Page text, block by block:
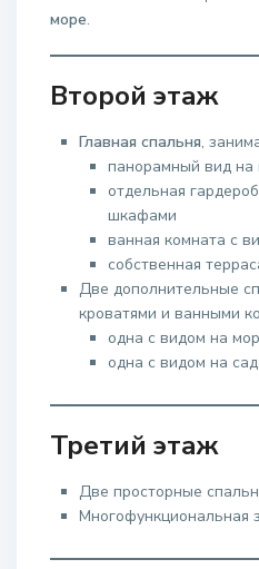
море.
Второй этаж
Главная спальня,
панорамный вид на
отдельная
шкафами
ванная комната с
собственная
Две дополнительные
кроватями и ванными
одна с видом на
одна с видом на сад
Третий этаж
Две просторные
Многофункциональная